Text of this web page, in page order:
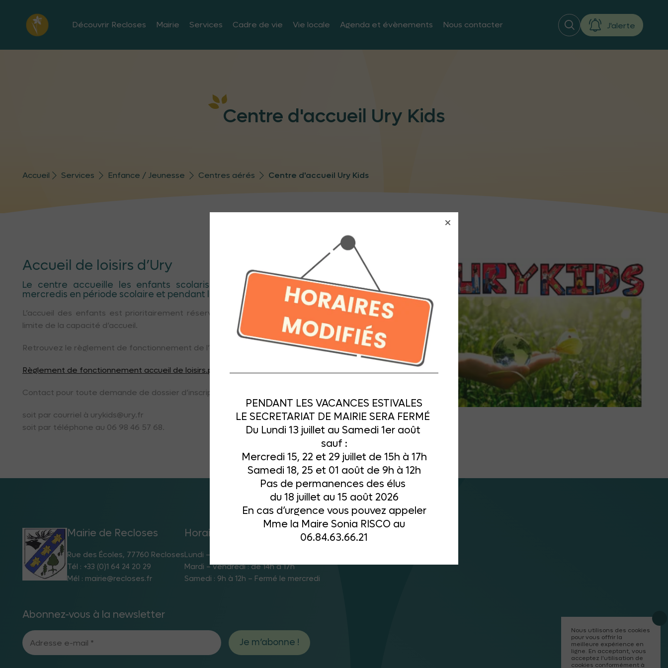
Découvrir Recloses Mairie Services Cadre de vie Vie locale Agenda et évènements Nous contacter J'alerte
Centre d'accueil Ury Kids
Accueil Services Enfance / Jeunesse Centres aérés Centre d'accueil Ury Kids
Accueil de loisirs d’Ury
Le centre accueille les enfants scolarisés de 3 à 12 ans inclus, durant les
mercredis en période scolaire et pendant les vacances scolaires.
L’accueil des enfants est prioritairement réservé aux uriquois, puis aux extérieurs dans la
limite de la capacité d’accueil.
Retrouvez le règlement de fonctionnement de l’accueil de loisirs :
Règlement de fonctionnement accueil de loisirs.pdf
Contact pour toute demande de dossier d’inscription ou de renseignements :
soit par courriel à urykids@ury.fr
soit par téléphone au 06 98 46 57 68.
Mairie de Recloses
Rue des Écoles, 77760 Recloses
Tél : +33 (0)1 64 24 20 29
Mél : mairie@recloses.fr
Horaires d’ouverture
Lundi – jeudi : 8h à 12h et de 14h à 17h
Mardi – vendredi : de 14h à 17h
Samedi : 9h à 12h – Fermé le mercredi
Abonnez-vous à la newsletter
Nous utilisons des cookies
pour vous offrir la
meilleure expérience en
ligne. En acceptant, vous
acceptez l'utilisation de
cookies conformément à
PENDANT LES VACANCES ESTIVALES
LE SECRETARIAT DE MAIRIE SERA FERMÉ
Du Lundi 13 juillet au Samedi 1er août
sauf :
Mercredi 15, 22 et 29 juillet de 15h à 17h
Samedi 18, 25 et 01 août de 9h à 12h
Pas de permanences des élus
du 18 juillet au 15 août 2026
En cas d’urgence vous pouvez appeler
Mme la Maire Sonia RISCO au
06.84.63.66.21